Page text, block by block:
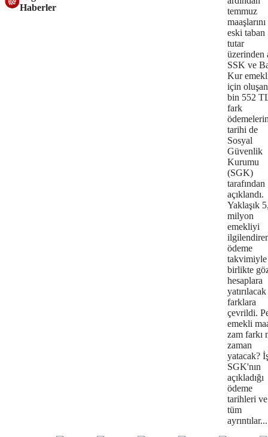
Haberler
temmuz
maaşlarını
eski taban
tutar
üzerinden
SSK ve
Kur
için
bin 552
fark
tarihi de
Sosyal
Güvenlik
Kurumu
(SGK)
tarafından
açıklandı.
Yaklaşık
milyon
emekliyi
ödeme
takvimiyle
birlikte
hesaplara
yatırılacak
farklara
çevrildi.
emekli
zam farkı
zaman
yatacak?
SGK'nın
açıkladığı
ödeme
tarihleri ve
tüm
ayrıntılar...